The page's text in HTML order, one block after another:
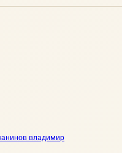
владимир